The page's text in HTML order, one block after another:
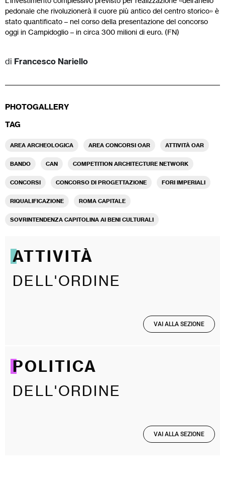
pedonale che rivoluzionerà il cuore più antico del centro storico» è
stato quantificato – nel corso della presentazione del concorso
oggi in Campidoglio – in circa 300 milioni di euro. (FN)
di Francesco Nariello
PHOTOGALLERY
TAG
AREA ARCHEOLOGICA AREA CONCORSI OAR ATTIVITÀ OAR
BANDO CAN COMPETITION ARCHITECTURE NETWORK
CONCORSI CONCORSO DI PROGETTAZIONE FORI IMPERIALI
RIQUALIFICAZIONE ROMA CAPITALE
SOVRINTENDENZA CAPITOLINA AI BENI CULTURALI
ATTIVITÀ
DELL'ORDINE
VAI ALLA SEZIONE
POLITICA
DELL'ORDINE
VAI ALLA SEZIONE